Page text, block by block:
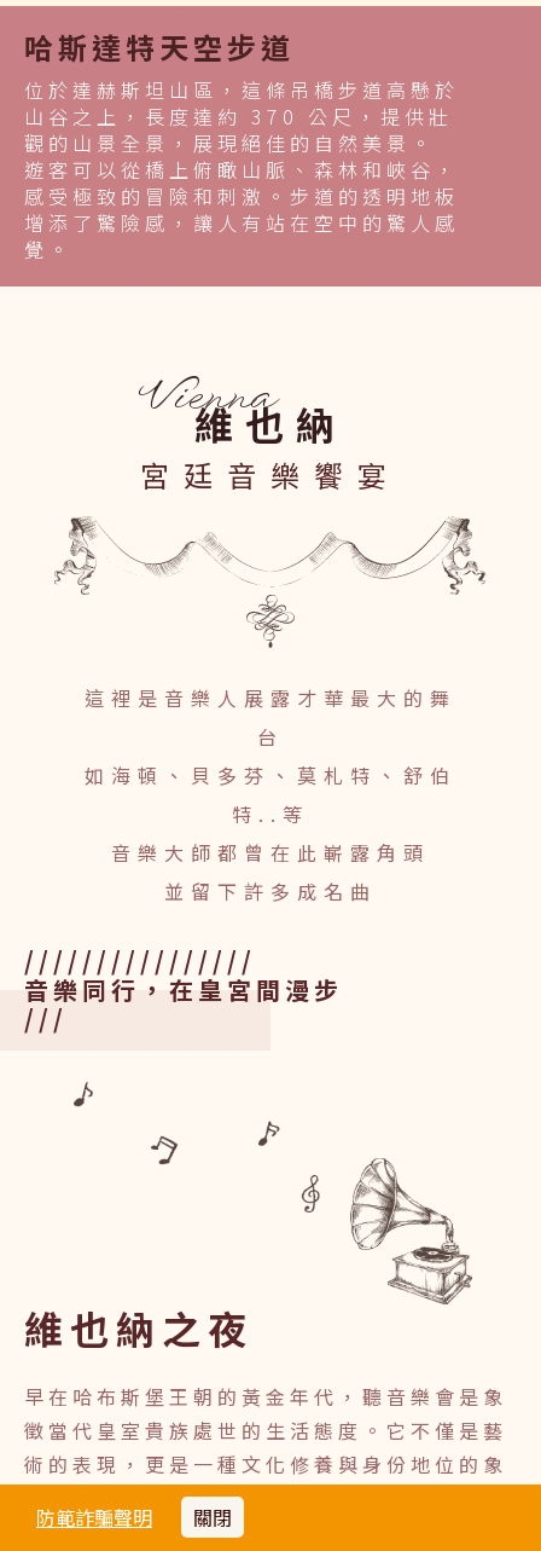
防範詐騙聲明 關閉
哈斯達特天空步道
位於達赫斯坦山區，這條吊橋步道高懸於
山谷之上，長度達約 370 公尺，提供壯
觀的山景全景，展現絕佳的自然美景。
遊客可以從橋上俯瞰山脈、森林和峽谷，
感受極致的冒險和刺激。步道的透明地板
增添了驚險感，讓人有站在空中的驚人感
覺。
Vienna
維也納
宮廷音樂饗宴
這裡是音樂人展露才華最大的舞
台
如海頓、貝多芬、莫札特、舒伯
特..等
音樂大師都曾在此嶄露角頭
並留下許多成名曲
音樂同行，在皇宮間漫步
維也納之夜
早在哈布斯堡王朝的黃金年代，聽音樂會是象
徵當代皇室貴族處世的生活態度。它不僅是藝
術的表現，更是一種文化修養與身份地位的象